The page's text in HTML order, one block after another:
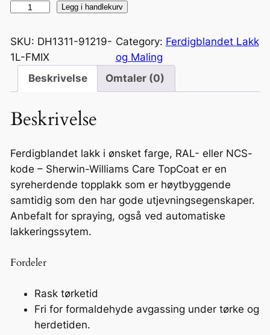
r
e
8
R
A
L
/
N
C
1
Legg i handlekurv
SKU: DH1311-91219-
1L-FMIX
Category: Ferdigblandet Lakk
og Maling
Beskrivelse
Omtaler (0)
Beskrivelse
Ferdigblandet lakk i ønsket farge, RAL- eller NCS-
kode – Sherwin-Williams Care TopCoat er en
syreherdende topplakk som er høytbyggende
samtidig som den har gode utjevningsegenskaper.
Anbefalt for spraying, også ved automatiske
lakkeringssytem.
Fordeler
Rask tørketid
Fri for formaldehyde avgassing under tørke og
herdetiden.